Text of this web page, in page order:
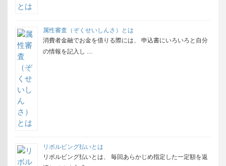
属性審査（ぞくせいしんさ）とは
消費者金融でお金を借りる際には、 申込書にいろいろと自分
の情報を記入し …
リボルビング払いとは
リボルビング払いとは、 毎回あらかじめ指定した一定額を返